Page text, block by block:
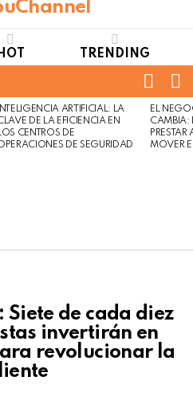
HOT TRENDING
INTELIGENCIA ARTIFICIAL: LA
DE LA EFICIENCIA EN
CENTROS DE
DE SEGURIDAD
EL
CAMBIA:
MOVER
Siete de cada diez
invertirán en
revolucionar la